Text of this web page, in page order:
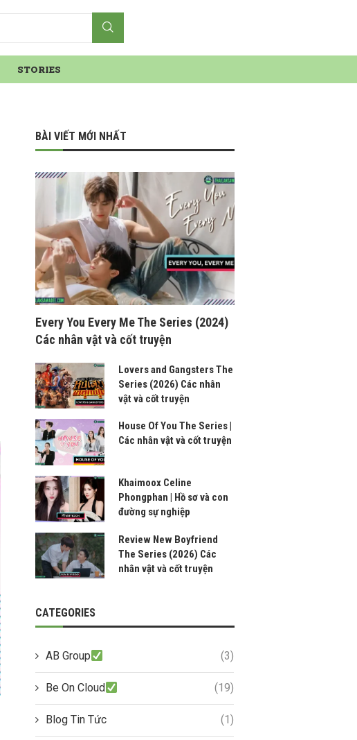
STORIES
BÀI VIẾT MỚI NHẤT
Every You Every Me The Series (2024)
Các nhân vật và cốt truyện
Lovers and Gangsters The
Series (2026) Các nhân
vật và cốt truyện
House Of You The Series |
Các nhân vật và cốt truyện
Khaimoox Celine
Phongphan | Hồ sơ và con
đường sự nghiệp
Review New Boyfriend
The Series (2026) Các
nhân vật và cốt truyện
CATEGORIES
AB Group (3)
Be On Cloud (19)
Blog Tin Tức (1)